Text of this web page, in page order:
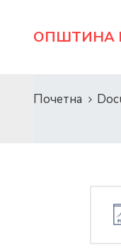
ОПШТИНА
Почетна